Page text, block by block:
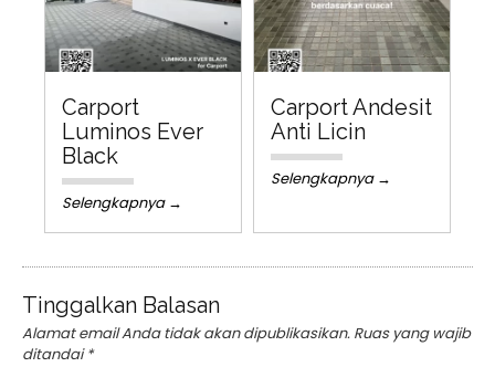
Carport
Luminos Ever
Black
Selengkapnya →
Carport Andesit
Anti Licin
Selengkapnya →
Tinggalkan Balasan
Alamat email Anda tidak akan dipublikasikan. Ruas yang wajib
ditandai*